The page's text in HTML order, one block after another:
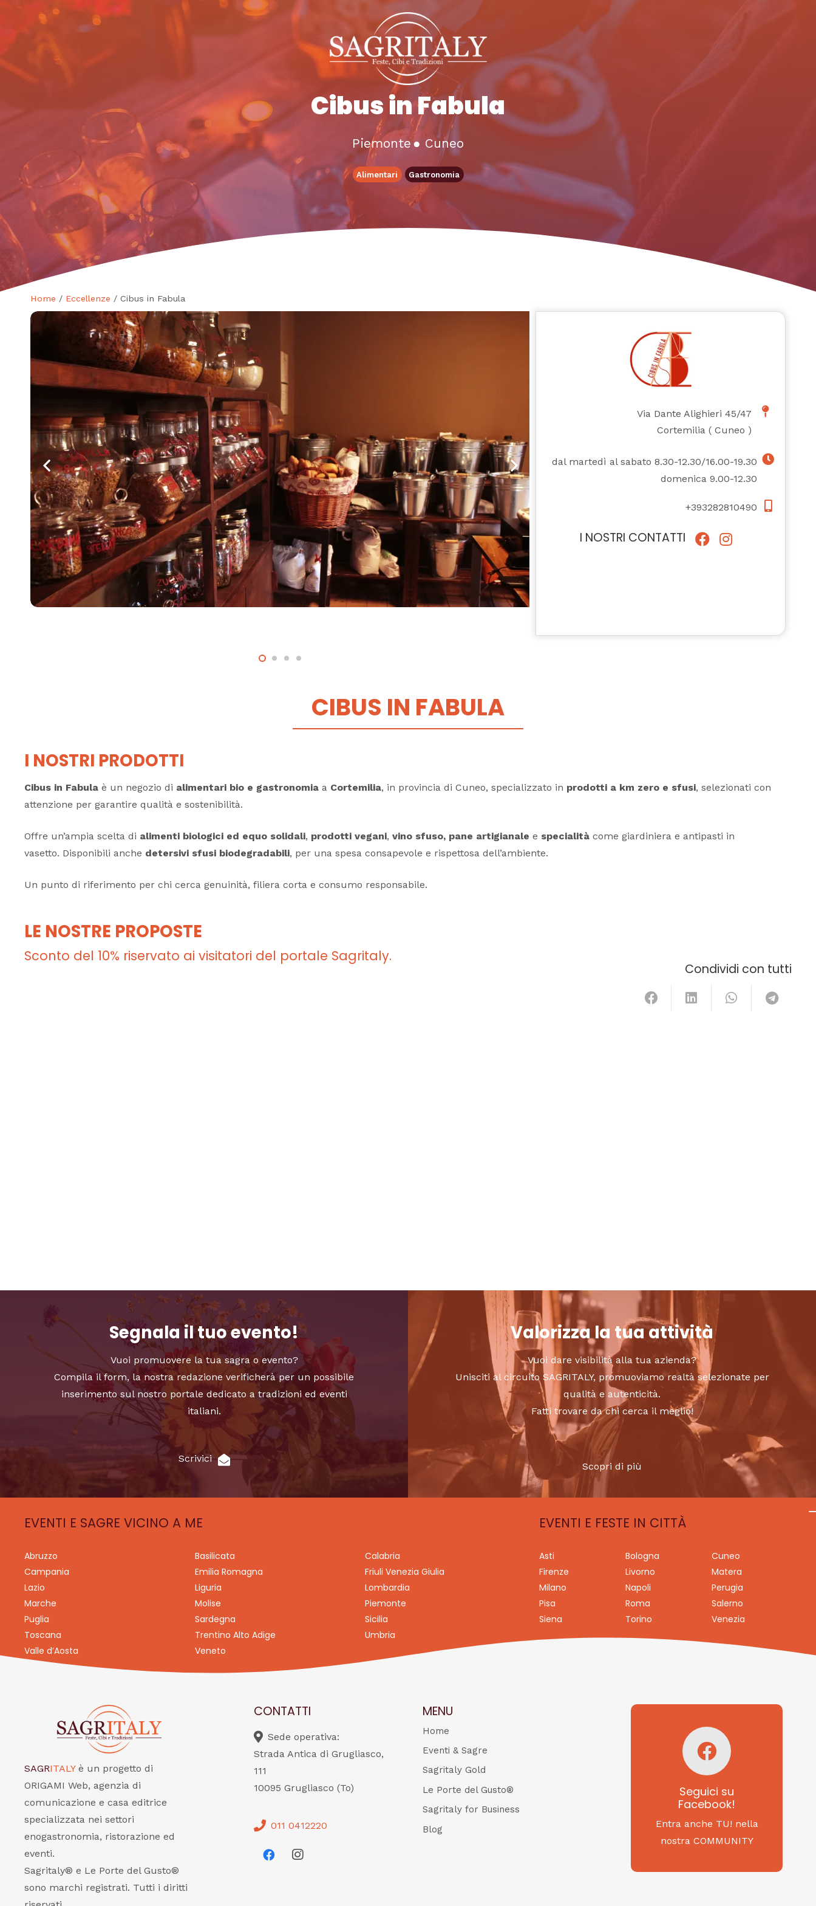
Cibus in Fabula
Piemonte● Cuneo
Alimentari Gastronomia
Home / Eccellenze / Cibus in Fabula
Via Dante Alighieri 45/47
Cortemilia (Cuneo )
dal martedì al sabato 8.30-12.30/16.00-19.30
domenica 9.00-12.30
+393282810490
I NOSTRI CONTATTI
CIBUS IN FABULA
I NOSTRI PRODOTTI
Cibus in Fabula è un negozio di alimentari bio e gastronomia a Cortemilia, in provincia di Cuneo, specializzato in prodotti a km zero e sfusi, selezionati con
attenzione per garantire qualità e sostenibilità.
Offre un’ampia scelta di alimenti biologici ed equo solidali, prodotti vegani, vino sfuso, pane artigianale e specialità come giardiniera e antipasti in
vasetto. Disponibili anche detersivi sfusi biodegradabili, per una spesa consapevole e rispettosa dell’ambiente.
Un punto di riferimento per chi cerca genuinità, filiera corta e consumo responsabile.
LE NOSTRE PROPOSTE
Sconto del 10% riservato ai visitatori del portale Sagritaly.
Condividi con tutti
Segnala il tuo evento!
Vuoi promuovere la tua sagra o evento?
Compila il form, la nostra redazione verificherà per un possibile
inserimento sul nostro portale dedicato a tradizioni ed eventi
italiani.
Scrivici
Valorizza la tua attività
Vuoi dare visibilità alla tua azienda?
Unisciti al circuito SAGRITALY, promuoviamo realtà selezionate per
qualità e autenticità.
Fatti trovare da chi cerca il meglio!
Scopri di più
EVENTI E SAGRE VICINO A ME
Abruzzo Basilicata
Calabria
Campania
Emilia Romagna
Friuli Venezia Giulia
Lazio
Liguria
Lombardia
Marche
Molise
Piemonte
Puglia
Sardegna
Sicilia
Toscana
Trentino Alto Adige
Umbria
Valle d’Aosta
Veneto
EVENTI E FESTE IN CITTÀ
Asti Bologna
Cuneo
Firenze
Livorno
Matera
Milano
Napoli
Perugia
Pisa
Roma
Salerno
Siena
Torino Venezia
SAGRITALY è un progetto di
ORIGAMI Web, agenzia di
comunicazione e casa editrice
specializzata nei settori
enogastronomia, ristorazione ed
eventi.
Sagritaly® e Le Porte del Gusto®
sono marchi registrati. Tutti i diritti
CONTATTI
Sede operativa:
Strada Antica di Grugliasco,
111
10095 Grugliasco (To)
011 0412220
MENU
Home
Eventi & Sagre
Sagritaly Gold
Le Porte del Gusto®
Sagritaly for Business
Blog
Seguici su
Facebook!
Entra anche TU! nella
nostra COMMUNITY
Seguici su
Facebook!
SAGRITALY
Feste, cibi e tradizioni
da Nord a Sud...